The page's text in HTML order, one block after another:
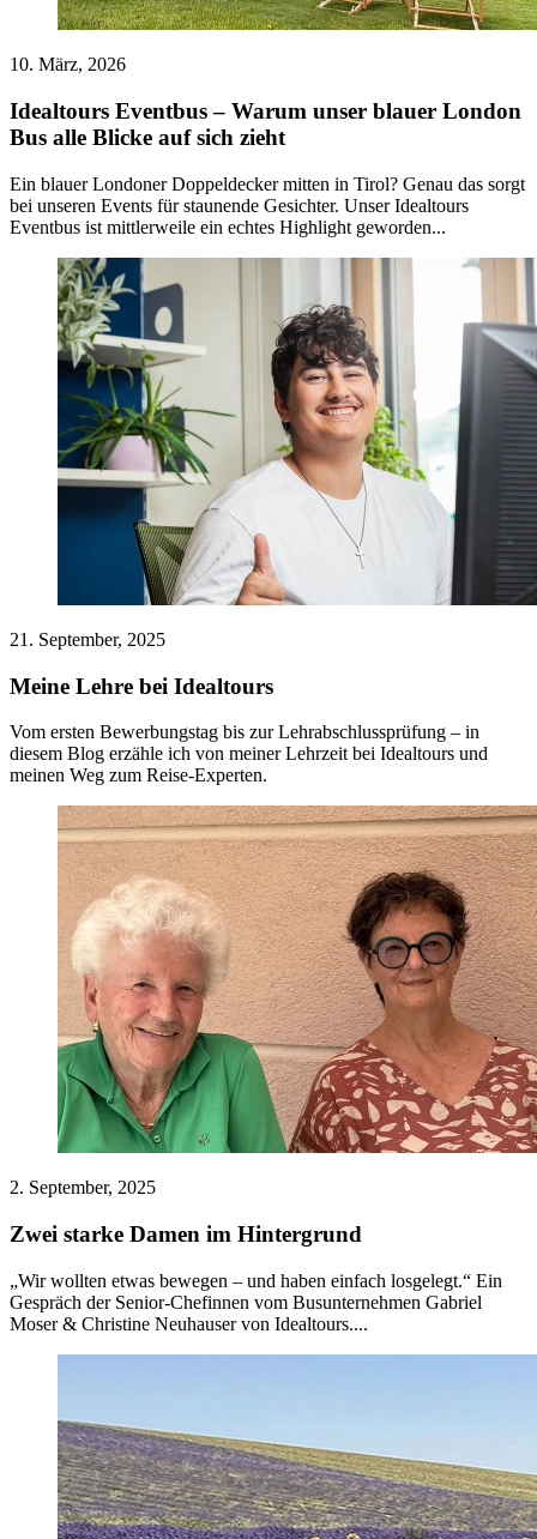
10. März, 2026
Idealtours Eventbus – Warum unser blauer London
Bus alle Blicke auf sich zieht
Ein blauer Londoner Doppeldecker mitten in Tirol? Genau das sorgt
bei unseren Events für staunende Gesichter. Unser Idealtours
Eventbus ist mittlerweile ein echtes Highlight geworden...
21. September, 2025
Meine Lehre bei Idealtours
Vom ersten Bewerbungstag bis zur Lehrabschlussprüfung – in
diesem Blog erzähle ich von meiner Lehrzeit bei Idealtours und
meinen Weg zum Reise-Experten.
2. September, 2025
Zwei starke Damen im Hintergrund
„Wir wollten etwas bewegen – und haben einfach losgelegt.“ Ein
Gespräch der Senior-Chefinnen vom Busunternehmen Gabriel
Moser & Christine Neuhauser von Idealtours....